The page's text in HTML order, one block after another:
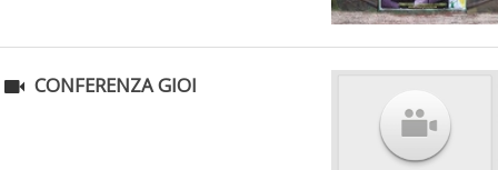
Tiziano Pesce nel Cda di Fondazione Terzjus: prima riunione a
CONFERENZA GIOI